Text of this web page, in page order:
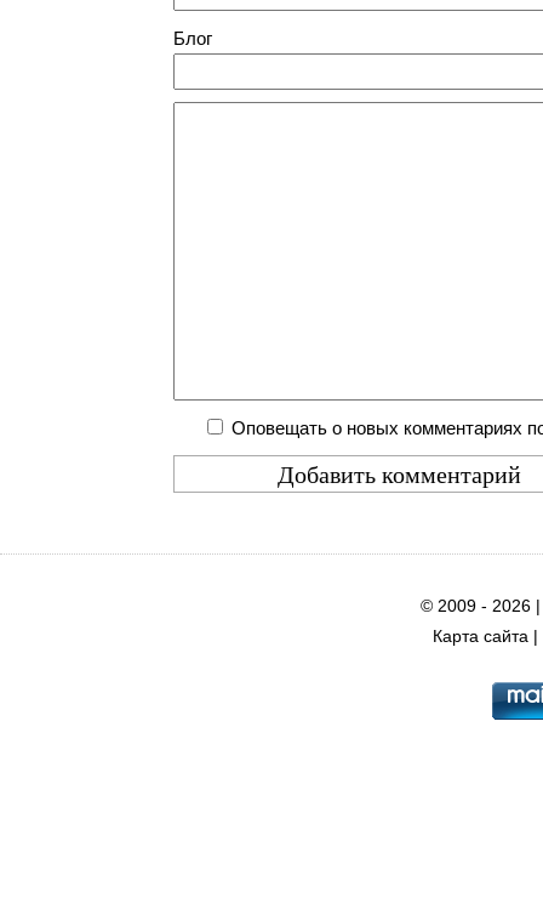
Блог
Оповещать о новых комментариях
© 2009 - 2026
Карта сайта